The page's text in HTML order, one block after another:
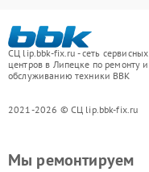
СЦ lip.bbk-fix.ru - сеть сервисных
центров в Липецке по ремонту и
обслуживанию техники BBK
2021-2026 © СЦ lip.bbk-fix.ru
Мы ремонтируем